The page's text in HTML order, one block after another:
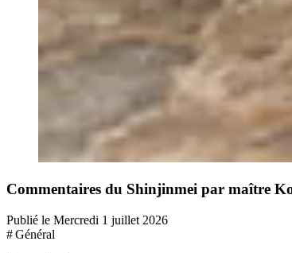
Commentaires du Shinjinmei par maître
Publié le Mercredi 1 juillet 2026
# Général